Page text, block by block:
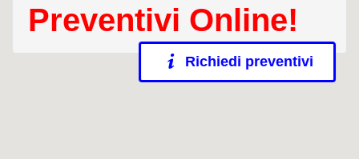
Preventivi Online!
Richiedi preventivi